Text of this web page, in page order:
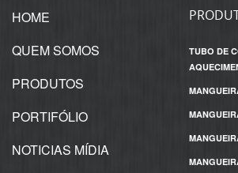
HOME
QUEM SOMOS
PRODUTOS
PORTIFÓLIO
NOTICIAS MÍDIA
TUBO DE